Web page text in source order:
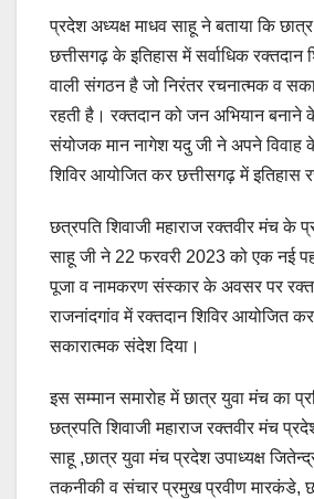
प्रदेश अध्यक्ष माधव साहू ने बताया कि छात्र
छत्तीसगढ़ के इतिहास में सर्वाधिक
वाली संगठन है जो निरंतर रचनात्मक व
रहती है। रक्तदान को जन अभियान बनाने
संयोजक मान नागेश यदु जी ने अपने विवाह
शिविर आयोजित कर छत्तीसगढ़ में इतिहास
छत्रपति शिवाजी महाराज रक्तवीर मंच के
साहू जी ने 22 फरवरी 2023 को एक नई
पूजा व नामकरण संस्कार के अवसर पर
राजनांदगांव में रक्तदान शिविर आयोजित
सकारात्मक संदेश दिया।
इस सम्मान समारोह में छात्र युवा मंच का
छत्रपति शिवाजी महाराज रक्तवीर मंच
साहू ,छात्र युवा मंच प्रदेश उपाध्यक्ष
तकनीकी व संचार प्रमुख प्रवीण मारकंडे,